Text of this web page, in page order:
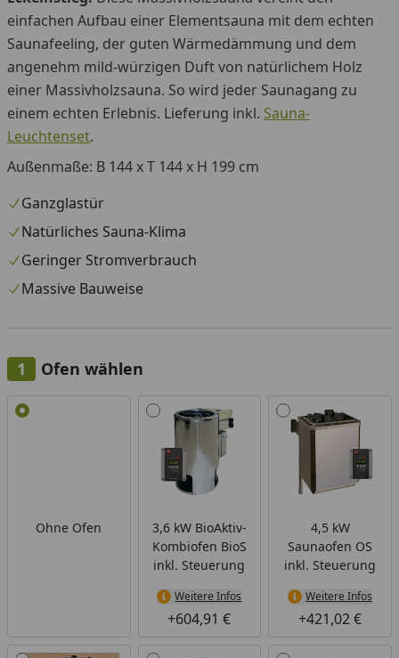
einfachen Aufbau einer Elementsauna mit dem echten
Saunafeeling, der guten Wärmedämmung und dem
angenehm mild-würzigen Duft von natürlichem Holz
einer Massivholzsauna. So wird jeder Saunagang zu
einem echten Erlebnis. Lieferung inkl. Sauna-
Leuchtenset.
Außenmaße: B 144 x T 144 x H 199 cm
Ganzglastür
Natürliches Sauna-Klima
Geringer Stromverbrauch
Massive Bauweise
Ofen wählen
Alle anzeigen (6)
Ohne Ofen
3,6 kW BioAktiv-
Kombiofen BioS
inkl. Steuerung
Weitere Infos
+604,91 €
4,5 kW
Saunaofen OS
inkl. Steuerung
Weitere Infos
+421,02 €